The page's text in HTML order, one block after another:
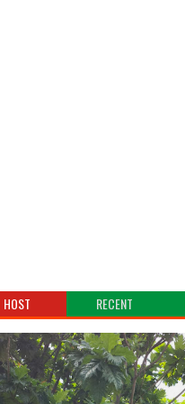
HOST RECENT